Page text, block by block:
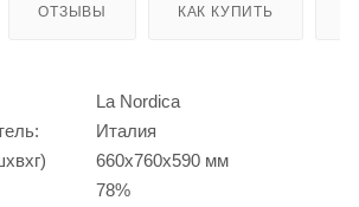
ОТЗЫВЫ КАК КУПИТЬ
La Nordica
Италия
660x760x590 мм
78%